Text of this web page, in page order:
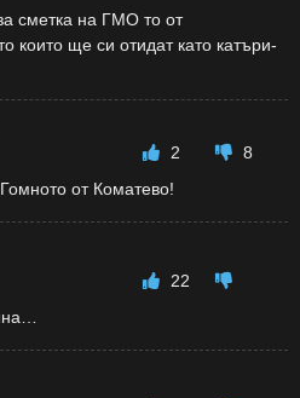
сметка на ГМО то от
които ще си отидат като катъри-
2
8
от Коматево!
22